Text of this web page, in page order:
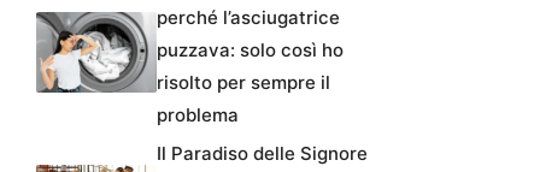
perché l’asciugatrice
puzzava: solo così ho
risolto per sempre il
problema
Il Paradiso delle Signore